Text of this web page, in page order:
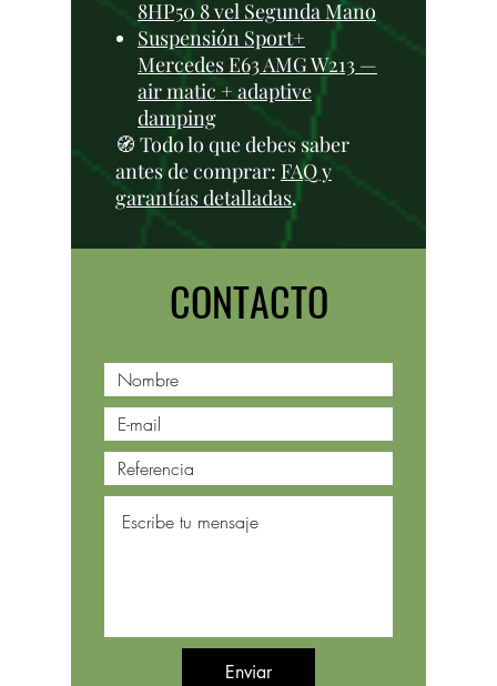
8HP50 8 vel Segunda Mano
Suspensión Sport+
Mercedes E63 AMG W213 —
air matic + adaptive
damping
🧭 Todo lo que debes saber
antes de comprar: FAQ y
garantías detalladas.
CONTACTO
Enviar